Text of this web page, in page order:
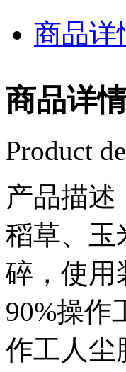
商品详
商品详
Product
产品描述
稻草、玉
碎，使用
90%操作
作工人尘